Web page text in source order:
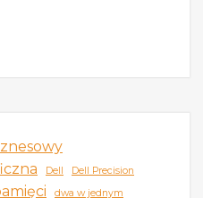
Dell
Dell Precision
dwa w jednym